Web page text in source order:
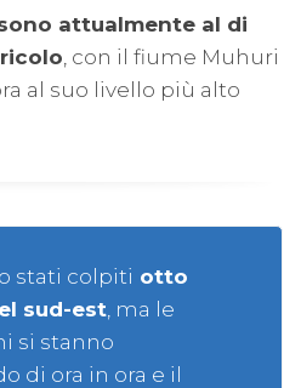
attualmente al di
, con il fiume Muhuri
al suo livello più alto
stati colpiti otto
sud-est , ma le
si stanno
di ora in ora e il